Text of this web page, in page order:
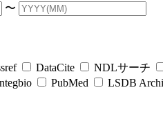
〜
DataCite NDLサーチ
PubMed LSDB